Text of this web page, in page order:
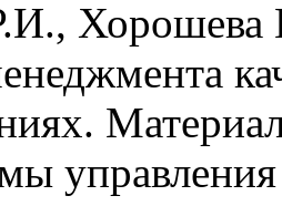
Хорошева
управления